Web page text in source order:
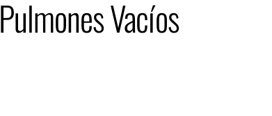
Pulmones Vacíos